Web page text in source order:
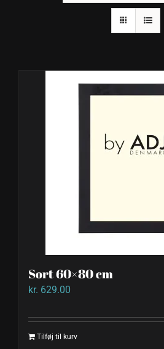
Sort 60×80 cm
kr. 629.00
Tilføj til kurv